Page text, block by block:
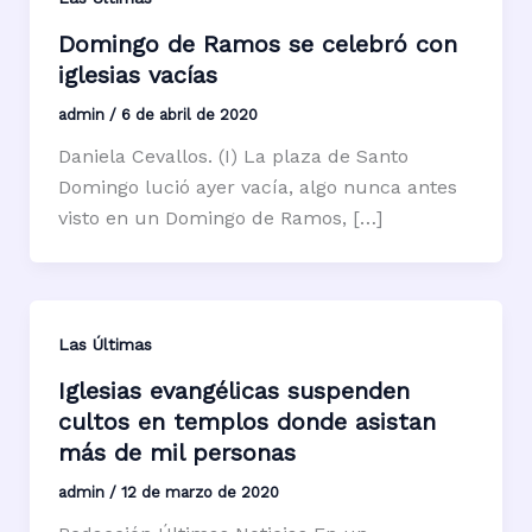
Domingo de Ramos se celebró con
iglesias vacías
admin / 6 de abril de 2020
Daniela Cevallos. (I) La plaza de Santo
Domingo lució ayer vacía, algo nunca antes
visto en un Domingo de Ramos, […]
Las Últimas
Iglesias evangélicas suspenden
cultos en templos donde asistan
más de mil personas
admin / 12 de marzo de 2020